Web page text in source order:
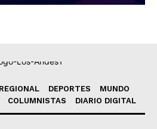
REGIONAL DEPORTES
MUNDO
COLUMNISTAS DIARIO DIGITAL